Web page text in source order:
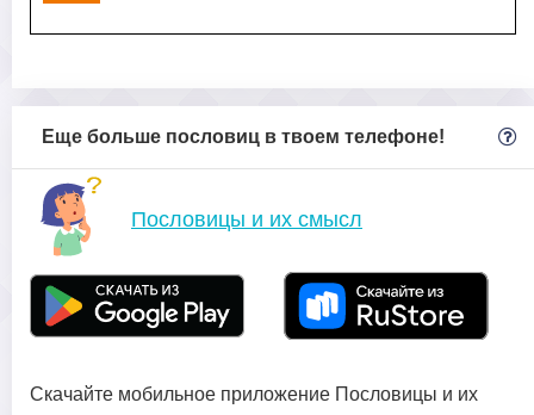
Еще больше пословиц в твоем телефоне!
Пословицы и их смысл
Скачайте мобильное приложение Пословицы и их